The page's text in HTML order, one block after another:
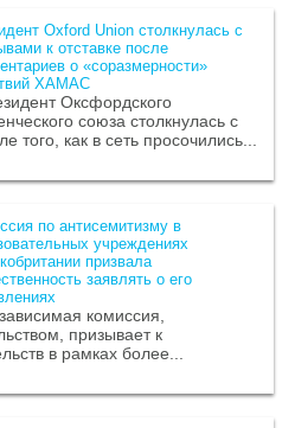
Oxford Union столкнулась с
к отставке после
о «соразмерности»
ХАМАС
Оксфордского
союза столкнулась с
того, как в сеть просочились...
по антисемитизму в
учреждениях
призвала
заявлять о его
комиссия,
призывает к
в рамках более...